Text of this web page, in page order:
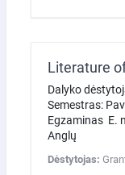
Dalyko
Semestras:
Egzaminas E.
Anglų
Dėstytojas: